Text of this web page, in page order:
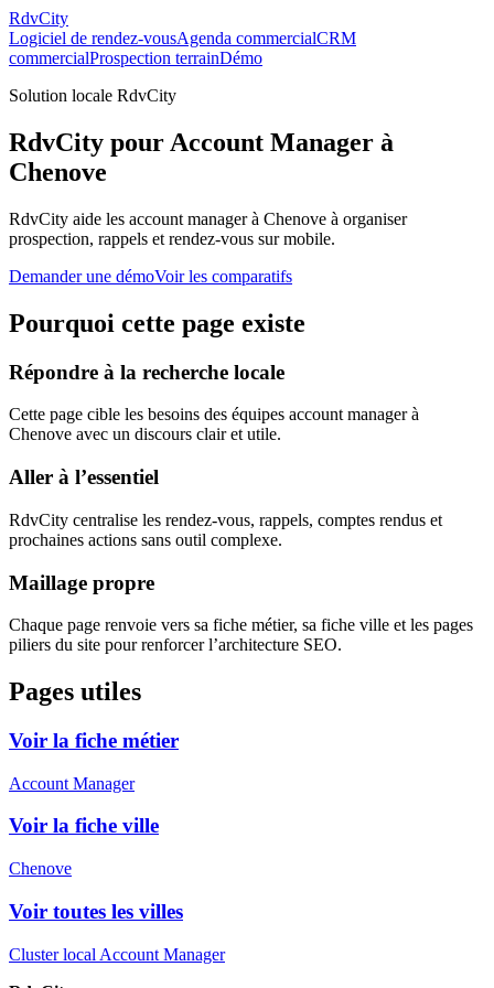
RdvCity
Logiciel de rendez-vousAgenda commercialCRM
commercialProspection terrainDémo
Solution locale RdvCity
RdvCity pour Account Manager à
Chenove
RdvCity aide les account manager à Chenove à organiser
prospection, rappels et rendez-vous sur mobile.
Demander une démoVoir les comparatifs
Pourquoi cette page existe
Répondre à la recherche locale
Cette page cible les besoins des équipes account manager à
Chenove avec un discours clair et utile.
Aller à l’essentiel
RdvCity centralise les rendez-vous, rappels, comptes rendus et
prochaines actions sans outil complexe.
Maillage propre
Chaque page renvoie vers sa fiche métier, sa fiche ville et les pages
piliers du site pour renforcer l’architecture SEO.
Pages utiles
Voir la fiche métier
Account Manager
Voir la fiche ville
Chenove
Voir toutes les villes
Cluster local Account Manager